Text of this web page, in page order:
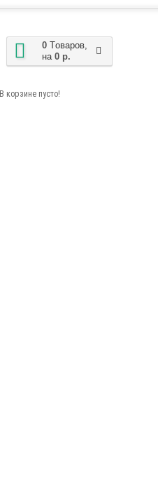
0 Tоваров,
на 0 р.
В корзине пусто!